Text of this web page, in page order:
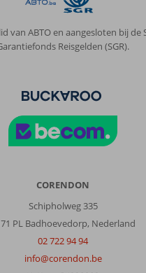
van ABTO en aangesloten bij de
Reisgelden (SGR).
CORENDON
Schipholweg 335
PL Badhoevedorp, Nederland
02 722 94 94
info@corendon.be